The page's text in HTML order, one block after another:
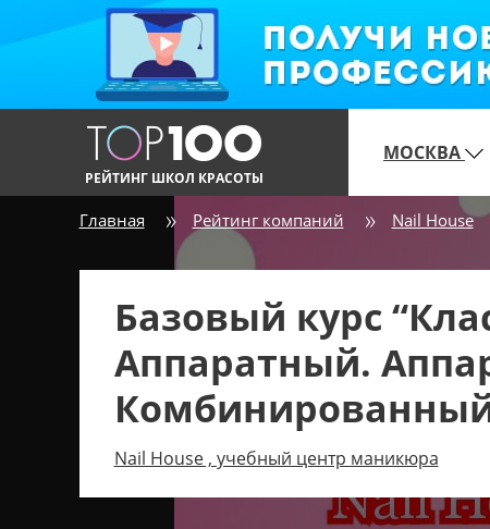
РЕЙТИНГ ШКОЛ КРАСОТЫ
МОСКВА
Главная Рейтинг компаний Nail House
Базовый курс
Аппаратный.
Nail House , учебный центр маникюра